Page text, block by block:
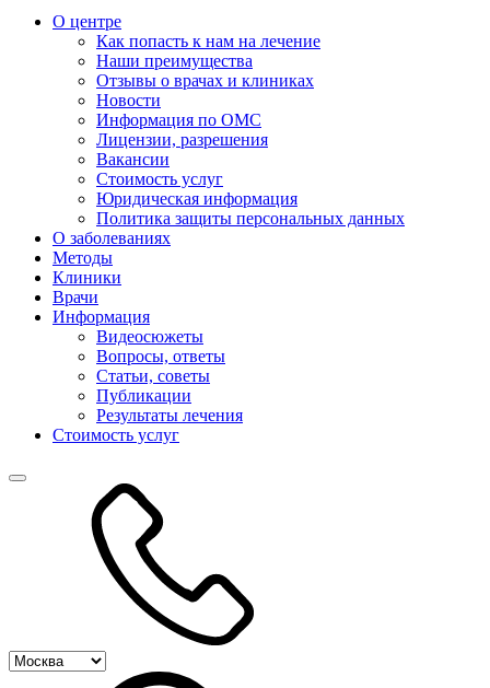
О центре
Как попасть к нам на лечение
Наши преимущества
Отзывы о врачах и клиниках
Новости
Информация по ОМС
Лицензии, разрешения
Вакансии
Стоимость услуг
Юридическая информация
Политика защиты персональных данных
О заболеваниях
Методы
Клиники
Врачи
Информация
Видеосюжеты
Вопросы, ответы
Статьи, советы
Публикации
Результаты лечения
Стоимость услуг